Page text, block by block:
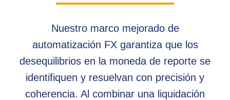
Nuestro marco mejorado de
automatización FX garantiza que los
desequilibrios en la moneda de reporte se
identifiquen y resuelvan con precisión y
coherencia. Al combinar una liquidación